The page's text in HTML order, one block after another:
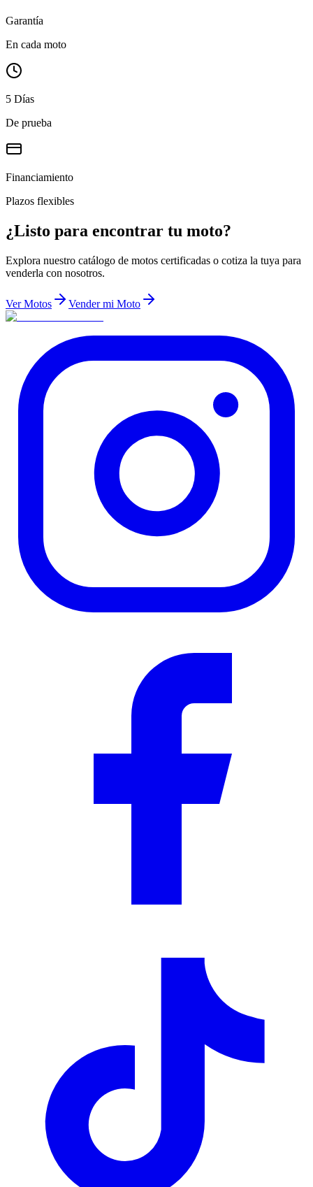
Garantía
En cada moto
5 Días
De prueba
Financiamiento
Plazos flexibles
¿Listo para encontrar tu moto?
Explora nuestro catálogo de motos certificadas o cotiza la tuya para
venderla con nosotros.
Ver Motos Vender mi Moto